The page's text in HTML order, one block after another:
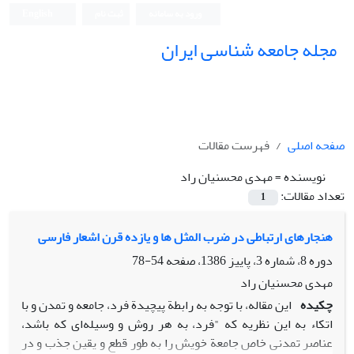
مجله جامعه شناسی ایران
صفحه اصلی
فهرست مقالات
نویسنده =مهدی محسنیان راد
تعداد مقالات:
1
هنجارهای ارتباطی در ضرب المثل ها و یازده قرن اشعار فارسی
دوره 8، شماره 3، پاییز 1386، صفحه
54-78
مهدی محسنیان راد
چکیده این مقاله، با توجه به رابطة پیچیدة فرد، جامعه و تمدن و با
اتکاء به این نظریه که "فرد، به هر روش و وسیله‌ای که باشد،
عناصر تمدنی خاص جامعة خویش را به طور قطع و یقین جذب و در